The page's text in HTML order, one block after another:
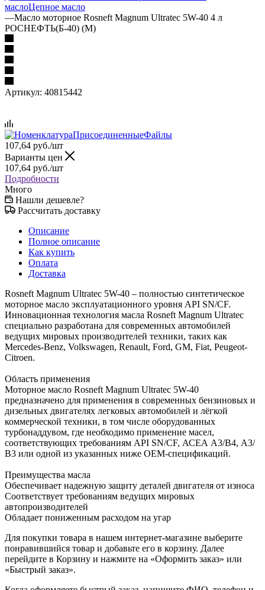
маслоЦепное масло
—Масло моторное Rosneft Magnum Ultratec 5W-40 4 л
РОСНЕФТЬ(Б-40) (М)
Артикул: 40815442
107,64 руб./шт
Варианты цен
107,64 руб./шт
Подробности
Много
Нашли дешевле?
Рассчитать доставку
Описание
Полное описание
Как купить
Оплата
Доставка
Rosneft Magnum Ultratec 5W-40 – полностью синтетическое
моторное масло эксплуатационного уровня API SN/CF.
Инновационная технология масла Rosneft Magnum Ultratec
специально разработана для современных автомобилей
ведущих мировых производителей техники, таких как
Mercedes-Benz, Volkswagen, Renault, Ford, GM, Fiat, Peugeot-
Citroen.
Область применения
Моторное масло Rosneft Magnum Ultratec 5W-40
предназначено для применения в современных бензиновых и
дизельных двигателях легковых автомобилей и лёгкой
коммерческой техники, в том числе оборудованных
турбонаддувом, где необходимо применение масел,
соответствующих требованиям API SN/CF, АСЕА А3/В4, А3/
В3 или одной из указанных ниже ОЕМ-спецификаций.
Преимущества масла
Обеспечивает надежную защиту деталей двигателя от износа
Соответствует требованиям ведущих мировых
автопроизводителей
Обладает пониженным расходом на угар
Для покупки товара в нашем интернет-магазине выберите
понравившийся товар и добавьте его в корзину. Далее
перейдите в Корзину и нажмите на «Оформить заказ» или
«Быстрый заказ».